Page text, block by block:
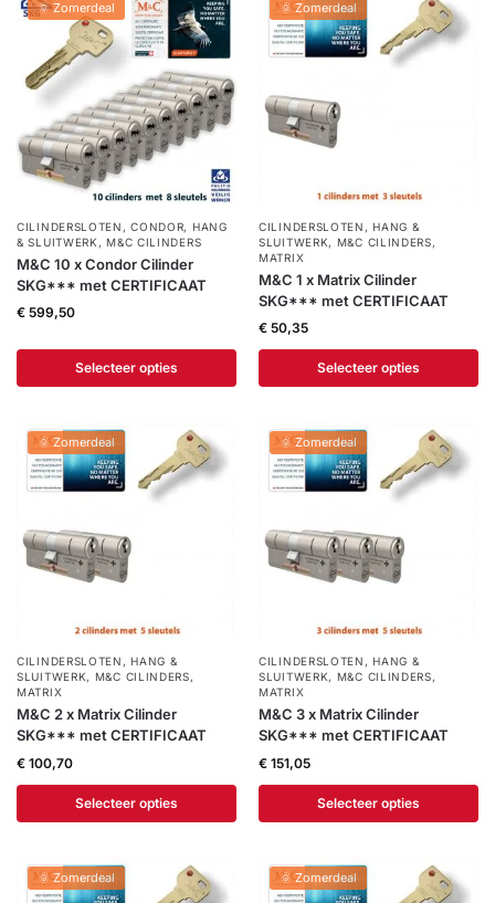
🌞 Zomerdeal
CILINDERSLOTEN ,CONDOR, HANG
& SLUITWERK , M&C CILINDERS
M&C 10 x Condor Cilinder
SKG*** met CERTIFICAAT
€ 599,50
Selecteer opties
🌞 Zomerdeal
CILINDERSLOTEN , HANG &
SLUITWERK, M&C CILINDERS,
MATRIX
M&C 1 x Matrix Cilinder
SKG*** met CERTIFICAAT
€ 50,35
Selecteer opties
🌞 Zomerdeal
CILINDERSLOTEN , HANG &
SLUITWERK, M&C CILINDERS,
MATRIX
M&C 2 x Matrix Cilinder
SKG*** met CERTIFICAAT
€ 100,70
Selecteer opties
🌞 Zomerdeal
CILINDERSLOTEN , HANG &
SLUITWERK, M&C CILINDERS,
MATRIX
M&C 3 x Matrix Cilinder
SKG*** met CERTIFICAAT
€ 151,05
Selecteer opties
🌞 Zomerdeal 🌞 Zomerdeal